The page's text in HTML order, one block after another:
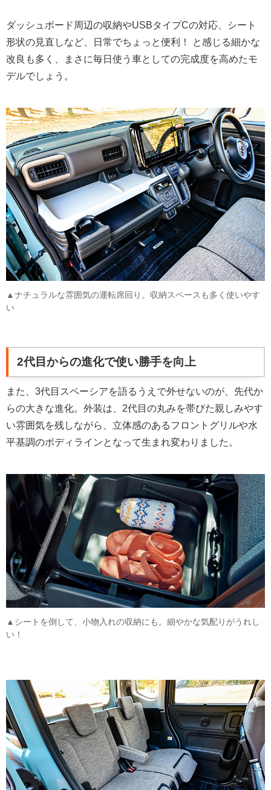
ダッシュボード周辺の収納やUSBタイプCの対応、シート
形状の見直しなど、日常でちょっと便利！ と感じる細かな
改良も多く、まさに毎日使う車としての完成度を高めたモ
デルでしょう。
▲ナチュラルな雰囲気の運転席回り。収納スペースも多く使いやす
い
2代目からの進化で使い勝手を向上
また、3代目スペーシアを語るうえで外せないのが、先代か
らの大きな進化。外装は、2代目の丸みを帯びた親しみやす
い雰囲気を残しながら、立体感のあるフロントグリルや水
平基調のボディラインとなって生まれ変わりました。
▲シートを倒して、小物入れの収納にも。細やかな気配りがうれし
い！